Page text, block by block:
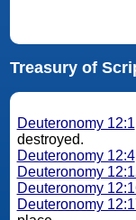
Treasury of
Deuteronomy 12:1
destroyed.
Deuteronomy 12:4
Deuteronomy
Deuteronomy
Deuteronomy